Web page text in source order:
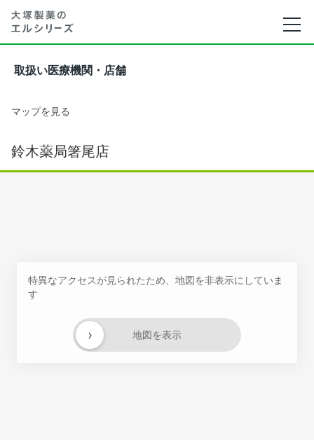
取扱い医療機関・店舗
マップを見る
鈴木薬局箸尾店
特異なアクセスが見られたため、地図を非表示にしていま
す
地図を表示
›